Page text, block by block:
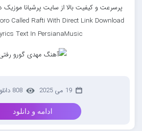
پرسرعت و کیفیت بالا از سایت پرشیانا موزیک
Called Rafti With Direct Link Download
Text In PersianaMusic
19 می 2025 808 دانلود
ادامه و دانلود